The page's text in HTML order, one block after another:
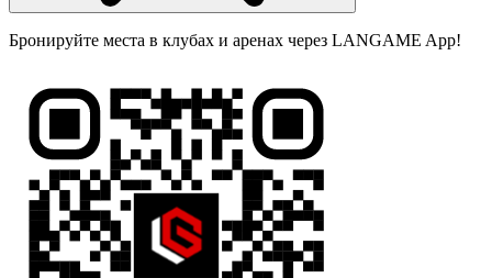
Бронируйте места в клубах и аренах через LANGAME App!